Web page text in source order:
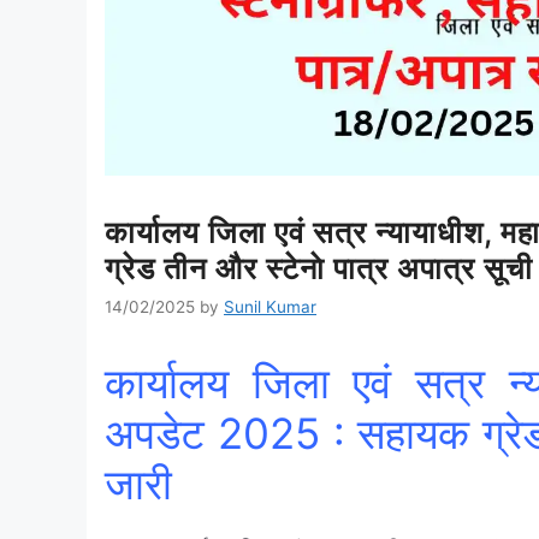
कार्यालय जिला एवं सत्र
ग्रेड तीन और स्टेनाे पात्र अपात्र सूची
14/02/2025 by Sunil Kumar
कार्यालय जिला एवं सत्र
अपडेट 2025 : सहायक ग्रेड
जारी